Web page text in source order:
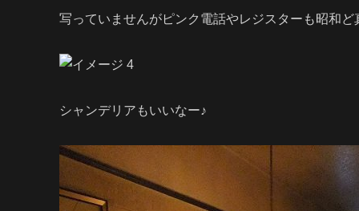
写っていませんがピンク電話やレジスターも昭和ど
シャンデリアもいいなー♪